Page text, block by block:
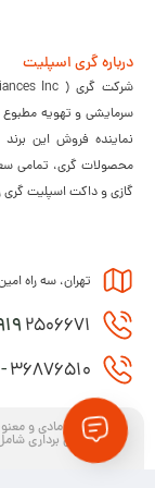
درباره گری اسپلیت
سرمایشی و تهویه مطبوع
محصولات گری، تمامی
گازی و داکت اسپلیت گری
تهران، سه راه
2506671
36876510
کلیه حقوق مادی و
هرگونه کپی برداری